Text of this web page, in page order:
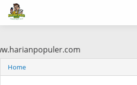
di www.harianpopuler.com
Home